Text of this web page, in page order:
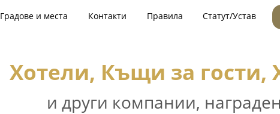
Градове и места Контакти Правила Статут/Устав
Хотели, Къщи за
и други компании,